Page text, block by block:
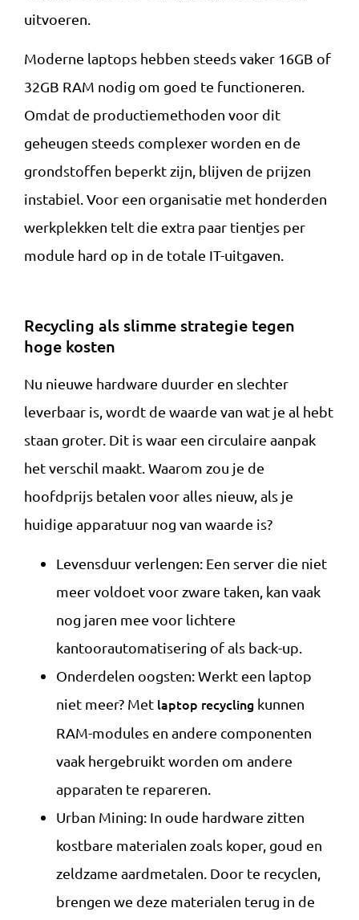
uitvoeren.
Moderne laptops hebben steeds vaker 16GB of
32GB RAM nodig om goed te functioneren.
Omdat de productiemethoden voor dit
geheugen steeds complexer worden en de
grondstoffen beperkt zijn, blijven de prijzen
instabiel. Voor een organisatie met honderden
werkplekken telt die extra paar tientjes per
module hard op in de totale IT-uitgaven.
Recycling als slimme strategie tegen
hoge kosten
Nu nieuwe hardware duurder en slechter
leverbaar is, wordt de waarde van wat je al hebt
staan groter. Dit is waar een circulaire aanpak
het verschil maakt. Waarom zou je de
hoofdprijs betalen voor alles nieuw, als je
huidige apparatuur nog van waarde is?
Levensduur verlengen: Een server die niet
meer voldoet voor zware taken, kan vaak
nog jaren mee voor lichtere
kantoorautomatisering of als back-up.
Onderdelen oogsten: Werkt een laptop
niet meer? Met laptop recycling kunnen
RAM-modules en andere componenten
vaak hergebruikt worden om andere
apparaten te repareren.
Urban Mining: In oude hardware zitten
kostbare materialen zoals koper, goud en
zeldzame aardmetalen. Door te recyclen,
brengen we deze materialen terug in de